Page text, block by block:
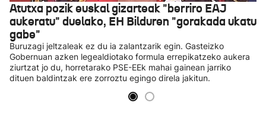
Atutxa pozik euskal gizarteak "berriro EAJ
aukeratu" duelako, EH Bilduren "gorakada ukatu
gabe"
Buruzagi jeltzaleak ez du ia zalantzarik egin. Gasteizko
Gobernuan azken legealdiotako formula errepikatzeko aukera
ziurtzat jo du, horretarako PSE-EEk mahai gainean jarriko
dituen baldintzak ere zorroztu egingo direla jakitun.